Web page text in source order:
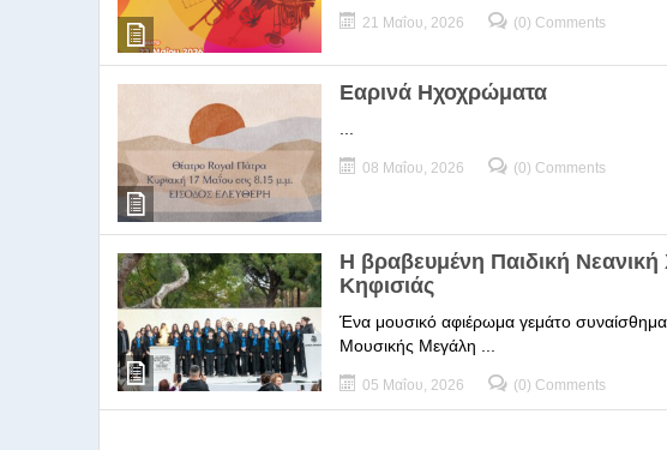
21 Μαΐου, 2026 (0) Comments
Εαρινά Ηχοχρώματα
08 Μαΐου, 2026 (0) Comments
Η βραβευμένη Παιδική
Κηφισιάς
Ένα μουσικό αφιέρωμα γεμάτο συναίσθημα
Μουσικής Μεγάλη ...
05 Μαΐου, 2026 (0) Comments